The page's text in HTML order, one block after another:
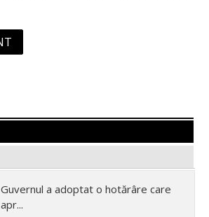
Guvernul a adoptat o hotărâre care
apr...